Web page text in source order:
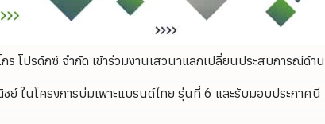
โปรดักซ์ จำกัด เข้าร่วมงานเสวนาแลกเปลี่ยนประสบการณ์ด้าน
ย์ ในโครงการบ่มเพาะแบรนด์ไทย รุ่นที่ 6 และรับมอบประกาศนี